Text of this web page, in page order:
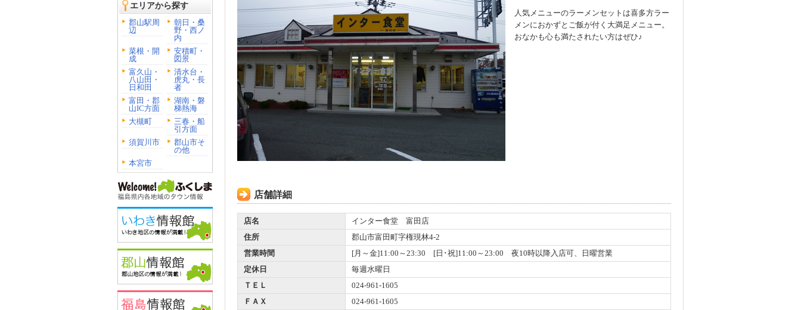
エリアから探す
郡山駅周
辺
朝日・桑
野・西ノ
内
菜根・開
成
安積町・
図景
富久山・
八山田・
日和田
清水台・
虎丸・長
者
富田・郡
山IC方面
湖南・磐
梯熱海
大槻町
三春・船
引方面
須賀川市
郡山市そ
の他
本宮市
人気メニューのラーメンセットは喜多方ラー
メンにおかずとご飯が付く大満足メニュー。
おなかも心も満たされたい方はぜひ♪
店舗詳細
店名
インター食堂 富田店
住所
郡山市富田町字権現林4-2
営業時間
[月～金]11:00～23:30 [日･祝]11:00～23:00 夜10時以降入店可、日曜営業
定休日
毎週水曜日
ＴＥＬ
024-961-1605
ＦＡＸ
024-961-1605